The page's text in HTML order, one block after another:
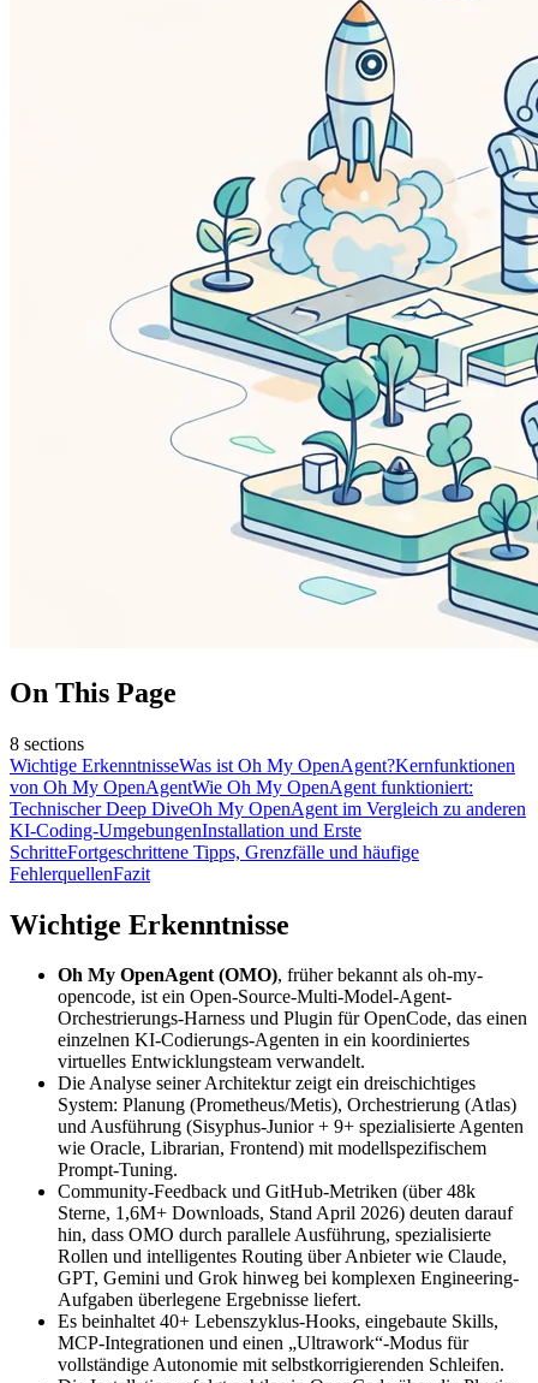
On This Page
8 sections
Wichtige ErkenntnisseWas ist Oh My OpenAgent?Kernfunktionen
von Oh My OpenAgentWie Oh My OpenAgent funktioniert:
Technischer Deep DiveOh My OpenAgent im Vergleich zu anderen
KI-Coding-UmgebungenInstallation und Erste
SchritteFortgeschrittene Tipps, Grenzfälle und häufige
FehlerquellenFazit
Wichtige Erkenntnisse
Oh My OpenAgent (OMO), früher bekannt als oh-my-
opencode, ist ein Open-Source-Multi-Model-Agent-
Orchestrierungs-Harness und Plugin für OpenCode, das einen
einzelnen KI-Codierungs-Agenten in ein koordiniertes
virtuelles Entwicklungsteam verwandelt.
Die Analyse seiner Architektur zeigt ein dreischichtiges
System: Planung (Prometheus/Metis), Orchestrierung (Atlas)
und Ausführung (Sisyphus-Junior + 9+ spezialisierte Agenten
wie Oracle, Librarian, Frontend) mit modellspezifischem
Prompt-Tuning.
Community-Feedback und GitHub-Metriken (über 48k
Sterne, 1,6M+ Downloads, Stand April 2026) deuten darauf
hin, dass OMO durch parallele Ausführung, spezialisierte
Rollen und intelligentes Routing über Anbieter wie Claude,
GPT, Gemini und Grok hinweg bei komplexen Engineering-
Aufgaben überlegene Ergebnisse liefert.
Es beinhaltet 40+ Lebenszyklus-Hooks, eingebaute Skills,
MCP-Integrationen und einen „Ultrawork“-Modus für
vollständige Autonomie mit selbstkorrigierenden Schleifen.